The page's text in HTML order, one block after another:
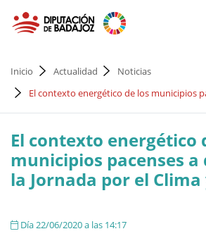
Inicio Actualidad
Noticias
El contexto energético de los municipios
El contexto energético
municipios pacenses a
la Jornada por el Clima
Día 22/06/2020 a las 14:17